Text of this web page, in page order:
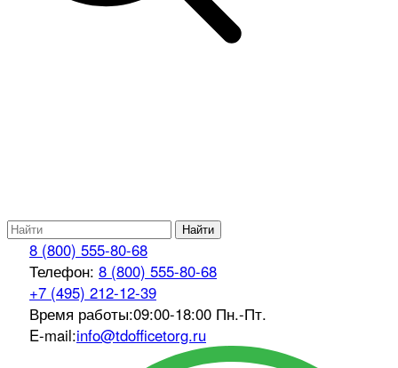
Найти
8 (800) 555-80-68
Телефон: 8 (800) 555-80-68
+7 (495) 212-12-39
Время работы:09:00-18:00 Пн.-Пт.
E-mail:info@tdofficetorg.ru